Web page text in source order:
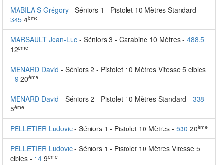
MABILAIS Grégory - Séniors 1 - Pistolet 10 Mètres Standard -
345 4ème
MARSAULT Jean-Luc - Séniors 3 - Carabine 10 Mètres - 488.5
12ème
MENARD David - Séniors 2 - Pistolet 10 Mètres Vitesse 5 cibles
- 9 20ème
MENARD David - Séniors 2 - Pistolet 10 Mètres Standard - 338
5ème
PELLETIER Ludovic - Séniors 1 - Pistolet 10 Mètres - 530 20ème
PELLETIER Ludovic - Séniors 1 - Pistolet 10 Mètres Vitesse 5
cibles - 14 9ème